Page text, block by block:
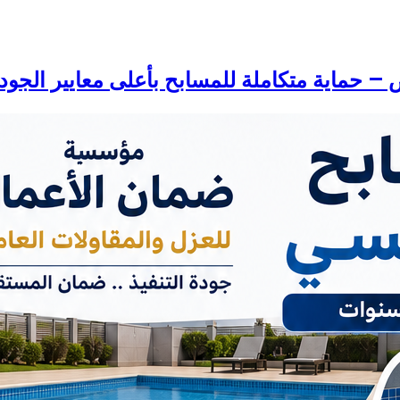
حماية متكاملة للمسابح بأعلى معايير